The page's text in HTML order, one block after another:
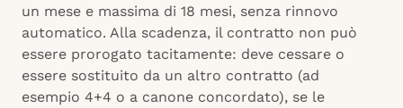
un mese e massima di 18 mesi, senza rinnovo
automatico. Alla scadenza, il contratto non può
essere prorogato tacitamente: deve cessare o
essere sostituito da un altro contratto (ad
esempio 4+4 o a canone concordato), se le